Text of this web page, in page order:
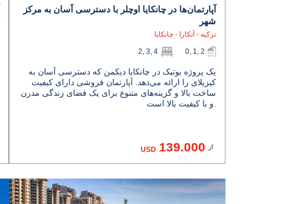
آپارتمان‌ها در چانکایا اوچلر با دسترسی آسان به مرکز
شهر
ترکیه - آنکارا - چانکایا
2, 3, 4 0, 1, 2
یک پروژه بوتیک در چانکایا دیکمن که دسترسی آسان به
کیزیلای را ارائه می‌دهد. آپارتمان فروشی دارای کیفیت
ساخت بالا و گزینه‌های متنوع برای یک فضای زندگی مدرن
از 139.000
USD